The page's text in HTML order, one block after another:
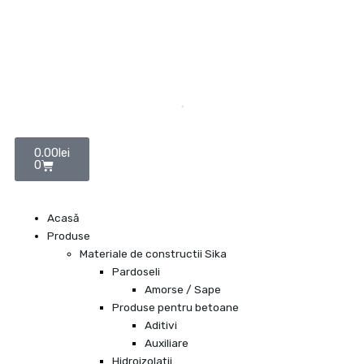
0.00 lei
0
Acasă
Produse
Materiale de constructii Sika
Pardoseli
Amorse / Sape
Produse pentru betoane
Aditivi
Auxiliare
Hidroizolatii